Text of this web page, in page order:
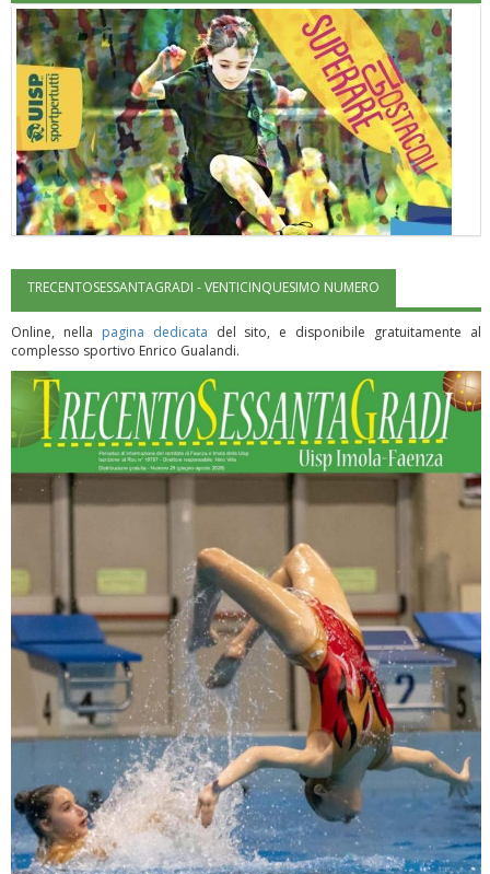
"Superare gli ostacoli": la relazione di Tiziano Pesce al CN Uisp
Luglio 2026: "Pensando con i piedi, si possono fare le
rivoluzioni"
TRECENTOSESSANTAGRADI - VENTICINQUESIMO NUMERO
Online, nella pagina dedicata del sito, e disponibile gratuitamente al
complesso sportivo Enrico Gualandi.